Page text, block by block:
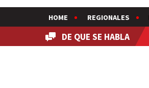
HOME REGIONALES
DE QUE SE HABLA